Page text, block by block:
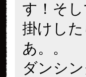
す！そ
掛けし
あ。。
ダンシ